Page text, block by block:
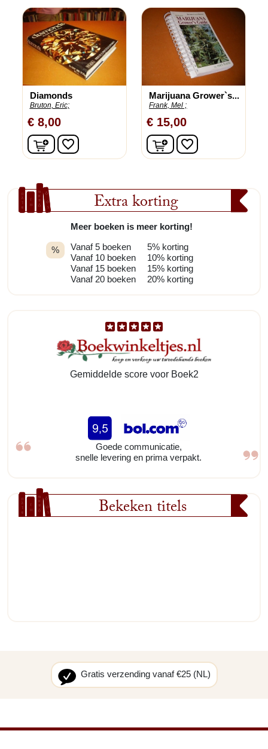
Extra korting
%
Meer boeken is meer korting!
Vanaf 5 boeken
Vanaf 10 boeken
Vanaf 15 boeken
Vanaf 20 boeken
5% korting
10% korting
15% korting
20% korting
Gemiddelde score voor Boek2
Goede communicatie,
snelle levering en prima verpakt.
Bekeken titels
Diamonds
Bruton, Eric;
€ 8,00
In winkelwagen
favorite_border
Marijuana Grower`s...
Frank, Mel ;
€ 15,00
In winkelwagen
favorite_border
Gratis verzending vanaf €25 (NL)